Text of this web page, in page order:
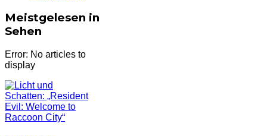
Meistgelesen in
Sehen
Error: No articles to
display